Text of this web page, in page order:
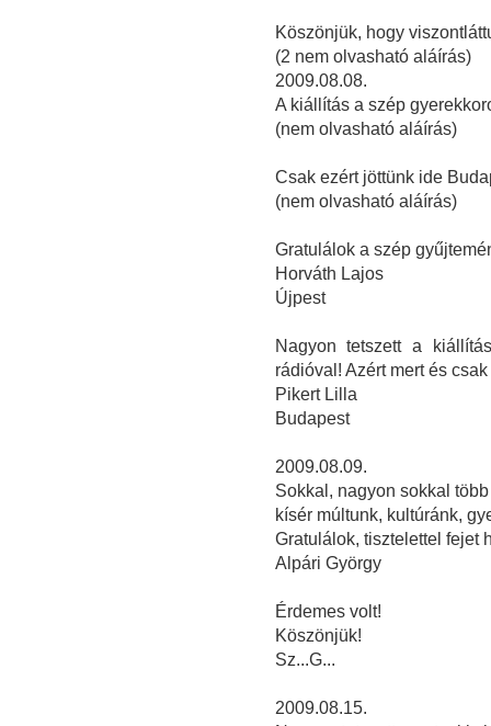
Köszönjük, hogy
(2 nem olvasható aláírás)
2009.08.08.
A kiállítás a szép
(nem olvasható aláírás)
Csak ezért jöttünk ide
(nem olvasható aláírás)
Gratulálok a szép
Horváth Lajos
Újpest
Nagyon tetszett a
rádióval! Azért mert és
Pikert Lilla
Budapest
2009.08.09.
Sokkal, nagyon sokkal
kísér múltunk, kultúránk,
Gratulálok, tisztelettel fejet
Alpári György
Érdemes volt!
Köszönjük!
Sz...G...
2009.08.15.